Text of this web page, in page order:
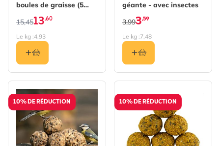
boules de graisse (5
types différents)
15,4513,60
Le kg :4,93
géante - avec insectes
3,59
3,99
Le kg :7,48
10% DE RÉDUCTION 10% DE RÉDUCTION